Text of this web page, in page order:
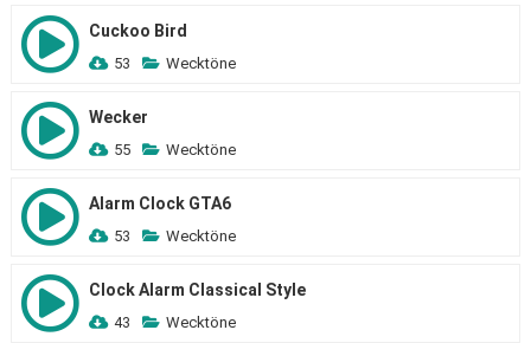
Cuckoo Bird
53 Wecktöne
Wecker
55 Wecktöne
Alarm Clock GTA6
53 Wecktöne
Clock Alarm Classical Style
43 Wecktöne